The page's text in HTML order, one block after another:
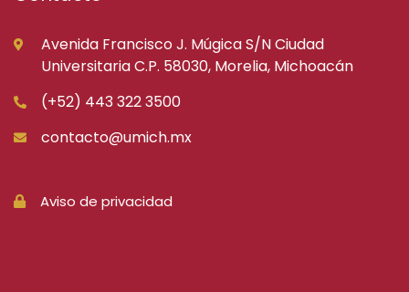
Avenida Francisco J. Múgica S/N Ciudad
Universitaria C.P. 58030, Morelia, Michoacán
(+52) 443 322 3500
contacto@umich.mx
Aviso de privacidad